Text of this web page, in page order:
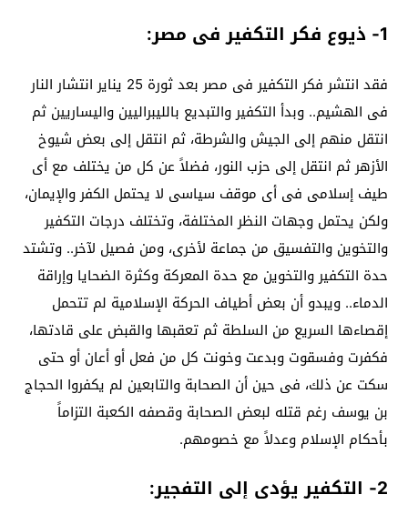
1- ذيوع فكر التكفير فى مصر:
فقد انتشر فكر التكفير فى مصر بعد ثورة 25 يناير انتشار النار
فى الهشيم.. وبدأ التكفير والتبديع بالليبراليين واليساريين ثم
انتقل منهم إلى الجيش والشرطة، ثم انتقل إلى بعض شيوخ
الأزهر ثم انتقل إلى حزب النور، فضلاً عن كل من يختلف مع أى
طيف إسلامى فى أى موقف سياسى لا يحتمل الكفر والإيمان،
ولكن يحتمل وجهات النظر المختلفة، وتختلف درجات التكفير
والتخوين والتفسيق من جماعة لأخرى، ومن فصيل لآخر.. وتشتد
حدة التكفير والتخوين مع حدة المعركة وكثرة الضحايا وإراقة
الدماء.. ويبدو أن بعض أطياف الحركة الإسلامية لم تتحمل
إقصاءها السريع من السلطة ثم تعقبها والقبض على قادتها،
فكفرت وفسقوت وبدعت وخونت كل من فعل أو أعان أو حتى
سكت عن ذلك، فى حين أن الصحابة والتابعين لم يكفروا الحجاج
بن يوسف رغم قتله لبعض الصحابة وقصفه الكعبة التزاماً
بأحكام الإسلام وعدلاً مع خصومهم.
2- التكفير يؤدى إلى التفجير: